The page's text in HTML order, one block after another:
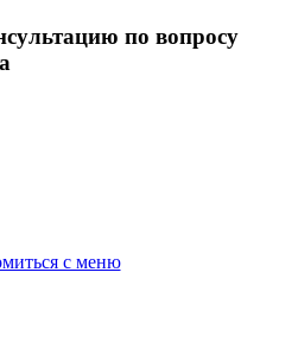
по вопросу
с меню